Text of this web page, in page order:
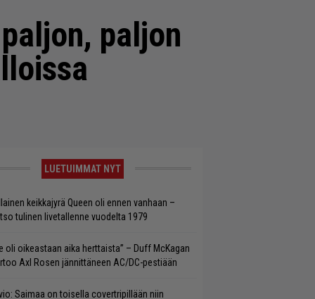
paljon
LUETUIMMAT NYT
keikkajyrä Queen oli ennen vanhaan –
tulinen livetallenne vuodelta 1979
oli oikeastaan aika herttaista” – Duff McKagan
Axl Rosen jännittäneen AC/DC-pestiään
Saimaa on toisella covertripillään niin